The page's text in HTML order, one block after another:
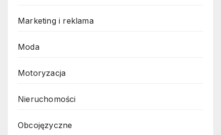
Marketing i reklama
Moda
Motoryzacja
Nieruchomości
Obcojęzyczne